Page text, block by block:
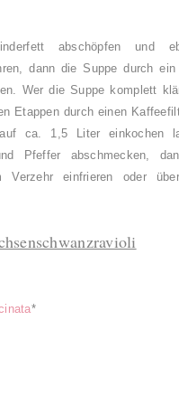
abschöpfen und
dann die Suppe durch
Wer die Suppe komplett
Etappen durch einen
ca. 1,5 Liter einkochen
Pfeffer abschmecken,
Verzehr einfrieren oder
*